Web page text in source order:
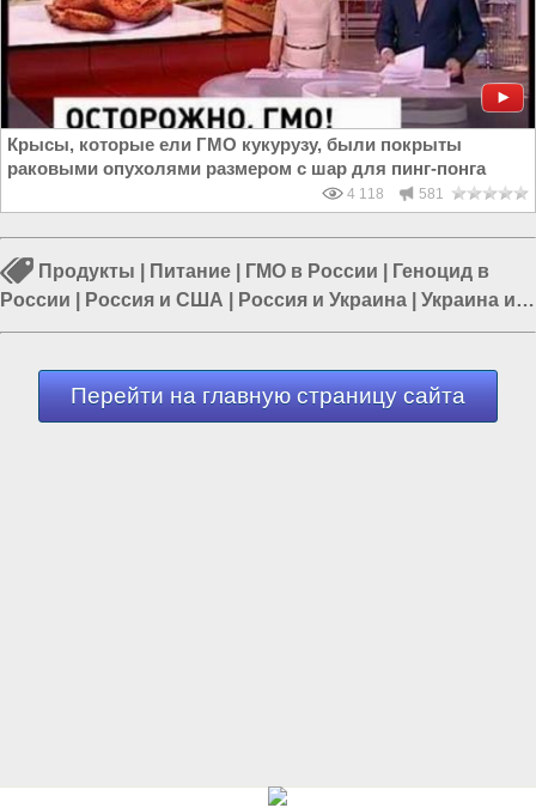
Крысы, которые ели ГМО кукурузу, были покрыты
раковыми опухолями размером с шар для пинг-понга
4 118 581
Продукты Питание ГМО в России
Геноцид в
России
Россия и США Россия и Украина
Украина и
США
Перейти на главную страницу сайта